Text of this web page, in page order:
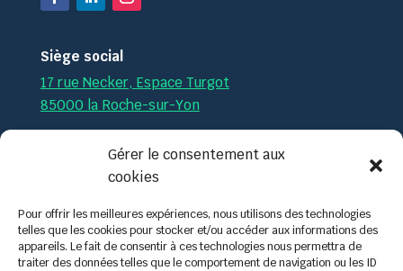
Gérer le consentement aux
cookies
Pour offrir les meilleures expériences, nous utilisons des technologies
telles que les cookies pour stocker et/ou accéder aux informations des
appareils. Le fait de consentir à ces technologies nous permettra de
traiter des données telles que le comportement de navigation ou les ID
Siège social
17 rue Necker, Espace Turgot
85000 la Roche-sur-Yon
Par téléphone : 02.51.36.35.57